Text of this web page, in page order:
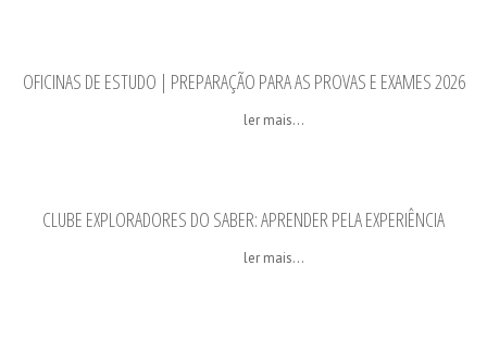
OFICINAS DE ESTUDO | PREPARAÇÃO PARA AS PROVAS E EXAMES 2026
ler mais...
CLUBE EXPLORADORES DO SABER: APRENDER PELA EXPERIÊNCIA
ler mais...